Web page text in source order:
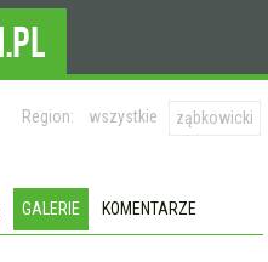
Region: wszystkie ząbkowicki
GALERIE KOMENTARZE